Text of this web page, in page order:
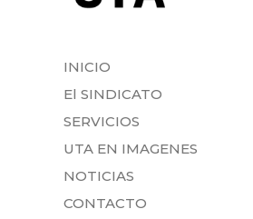
INICIO
El SINDICATO
SERVICIOS
UTA EN IMAGENES
NOTICIAS
CONTACTO